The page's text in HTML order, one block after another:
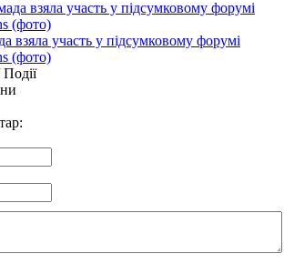
взяла участь у підсумковому форумі
(фото)